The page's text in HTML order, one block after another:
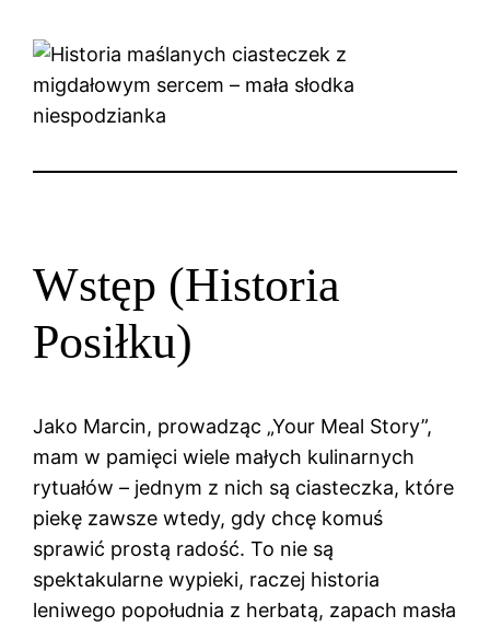
Wstęp (Historia
Posiłku)
Jako Marcin, prowadząc „Your Meal Story”,
mam w pamięci wiele małych kulinarnych
rytuałów – jednym z nich są ciasteczka, które
piekę zawsze wtedy, gdy chcę komuś
sprawić prostą radość. To nie są
spektakularne wypieki, raczej historia
leniwego popołudnia z herbatą, zapach masła